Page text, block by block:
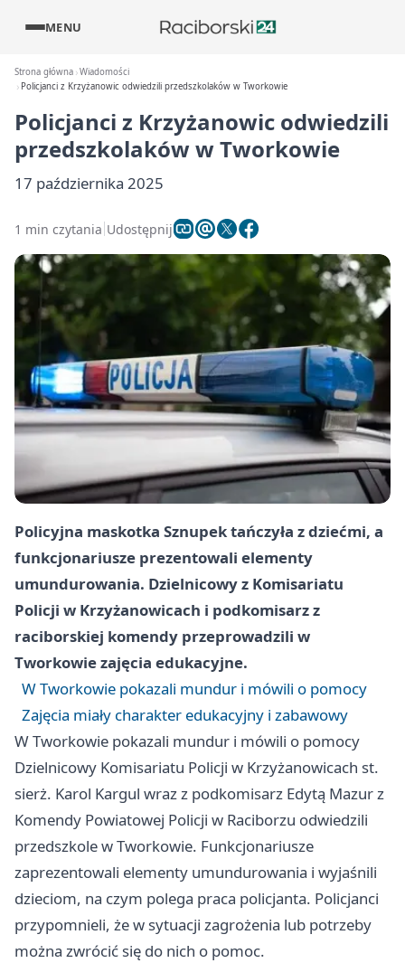
MENU
Strona główna Wiadomości
Policjanci z Krzyżanowic odwiedzili przedszkolaków w Tworkowie
Policjanci z Krzyżanowic odwiedzili
przedszkolaków w Tworkowie
17 października 2025
1 min czytania Udostępnij
Policyjna maskotka Sznupek tańczyła z dziećmi, a
funkcjonariusze prezentowali elementy
umundurowania. Dzielnicowy z Komisariatu
Policji w Krzyżanowicach i podkomisarz z
raciborskiej komendy przeprowadzili w
Tworkowie zajęcia edukacyjne.
W Tworkowie pokazali mundur i mówili o pomocy
Zajęcia miały charakter edukacyjny i zabawowy
W Tworkowie pokazali mundur i mówili o pomocy
Dzielnicowy Komisariatu Policji w Krzyżanowicach st.
sierż. Karol Kargul wraz z podkomisarz Edytą Mazur z
Komendy Powiatowej Policji w Raciborzu odwiedzili
przedszkole w Tworkowie. Funkcjonariusze
zaprezentowali elementy umundurowania i wyjaśnili
dzieciom, na czym polega praca policjanta. Policjanci
przypomnieli, że w sytuacji zagrożenia lub potrzeby
można zwrócić się do nich o pomoc.